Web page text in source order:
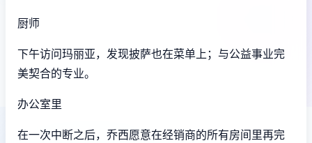
厨师
下午访问玛丽亚，发现披萨也在菜单上；与公益事业完
美契合的专业。
办公室里
在一次中断之后，乔西愿意在经销商的所有房间里再完